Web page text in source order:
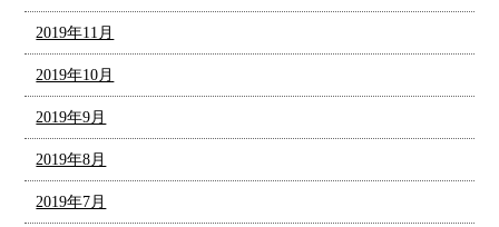
2019年11月
2019年10月
2019年9月
2019年8月
2019年7月